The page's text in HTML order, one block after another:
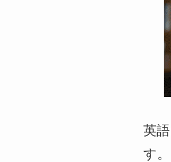
英
す